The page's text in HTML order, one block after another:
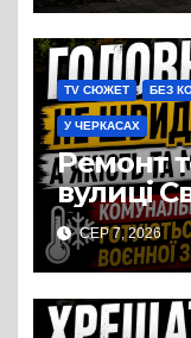
TV СЮЖЕТ БЕЗ
У ЧЕРКАСАХ
Ремонт
вулиці
Вулицю
для руху
СЕР 7, 2026